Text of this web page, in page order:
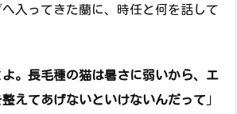
入ってきた蘭に、時任と何を話して
。長毛種の猫は暑さに弱いから、エ
えてあげないといけないんだって 」